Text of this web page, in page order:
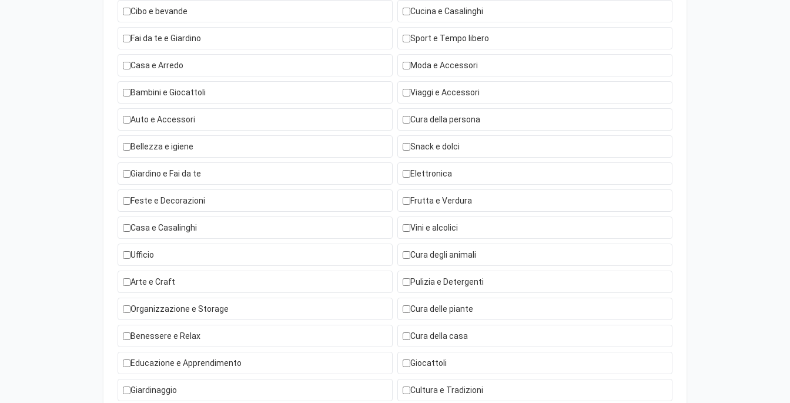
Cibo e bevande Cucina e Casalinghi
Fai da te e Giardino Sport e Tempo libero
Casa e Arredo Moda e Accessori
Bambini e Giocattoli Viaggi e Accessori
Auto e Accessori Cura della persona
Bellezza e igiene Snack e dolci
Giardino e Fai da te Elettronica
Feste e Decorazioni Frutta e Verdura
Casa e Casalinghi Vini e alcolici
Ufficio Cura degli animali
Arte e Craft Pulizia e Detergenti
Organizzazione e Storage Cura delle piante
Benessere e Relax Cura della casa
Educazione e Apprendimento Giocattoli
Giardinaggio Cultura e Tradizioni